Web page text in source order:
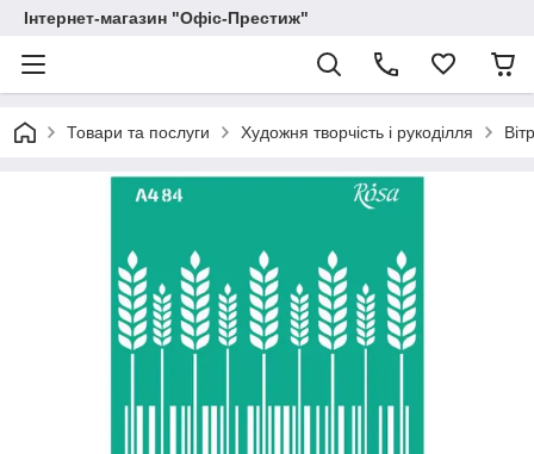
Інтернет-магазин "Офіс-Престиж"
Товари та послуги Художня творчість і рукоділля